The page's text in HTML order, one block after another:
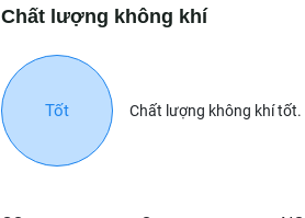
Chất lượng không khí
Tốt Chất lượng không khí tốt.